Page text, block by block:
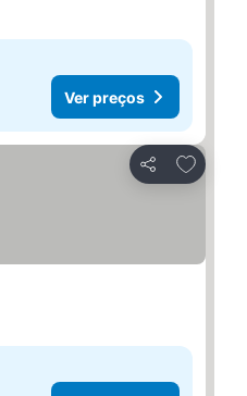
Ver preços
Partilhar